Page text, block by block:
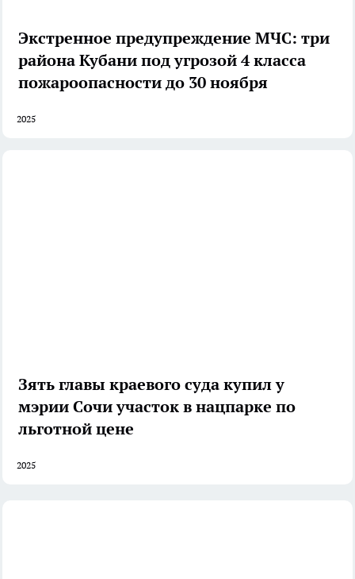
Экстренное предупреждение МЧС: три
района Кубани под угрозой 4 класса
пожароопасности до 30 ноября
2025
Зять главы краевого суда купил у
мэрии Сочи участок в нацпарке по
льготной цене
2025